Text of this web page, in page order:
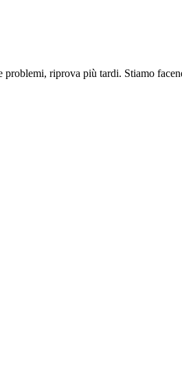
problemi, riprova più tardi. Stiamo